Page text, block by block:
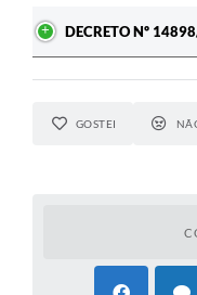
DECRETO Nº
GOSTEI